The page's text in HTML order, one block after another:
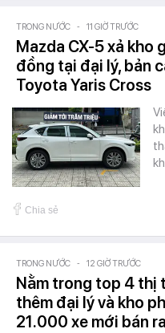
TRONG NƯỚC - 11 GIỜ TRƯỚC
Mazda CX-5 xả kho
đồng tại đại lý, bản
Toyota Yaris Cross
Chia sẻ
TRONG NƯỚC - 12 GIỜ TRƯỚC
Nằm trong top 4 thị
thêm đại lý và kho
21.000 xe mới bán ra